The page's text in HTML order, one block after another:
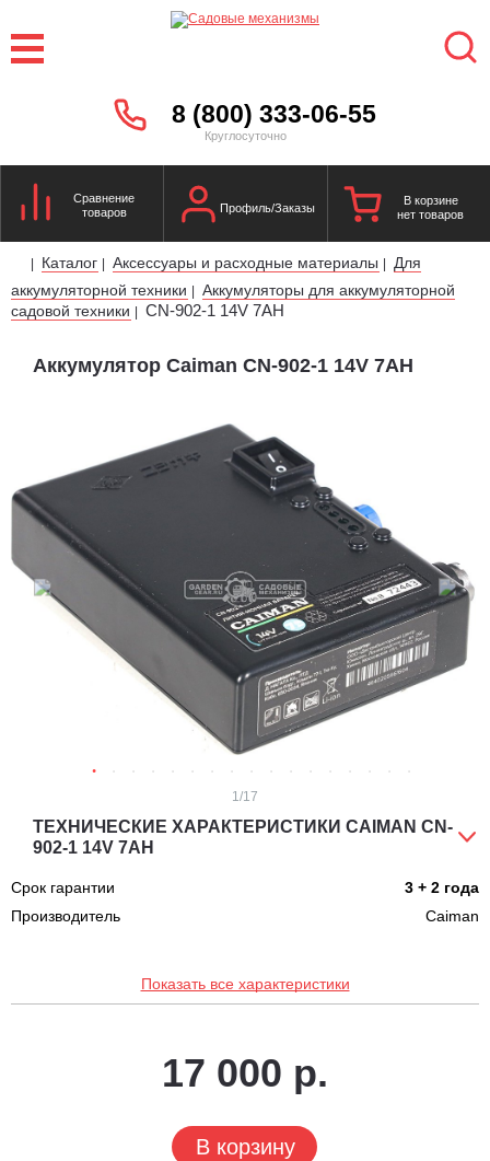
8 (800) 333-06-55
Круглосуточно
Сравнение
товаров
Профиль/Заказы
В корзине
нет товаров
| Каталог | Аксессуары и расходные материалы |
Для
аккумуляторной техники | Аккумуляторы для аккумуляторной
садовой техники | CN-902-1 14V 7AH
Аккумулятор Caiman CN-902-1 14V 7AH
1/17
ТЕХНИЧЕСКИЕ ХАРАКТЕРИСТИКИ CAIMAN CN-
902-1 14V 7AH
Срок гарантии
3 + 2 года
Производитель
Caiman
Показать все характеристики
17 000 р.
В корзину